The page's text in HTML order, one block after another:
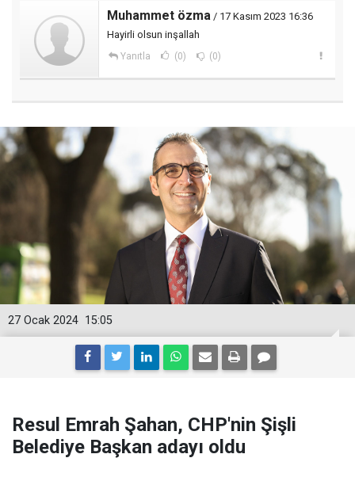
Muhammet özma / 17 Kasım 2023 16:36
Hayirli olsun inşallah
Yanıtla (0) (0)
15:05
27 Ocak 2024
Resul Emrah Şahan, CHP'nin Şişli
Belediye Başkan adayı oldu